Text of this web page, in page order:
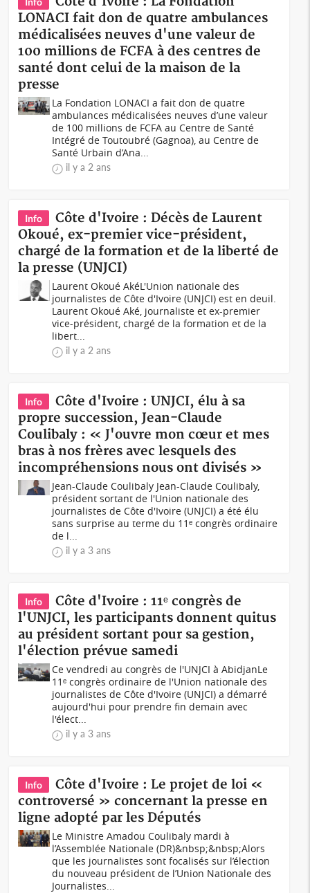
LONACI fait don de quatre ambulances
médicalisées neuves d'une valeur de
100 millions de FCFA à des centres de
santé dont celui de la maison de la
presse
La Fondation LONACI a fait don de quatre
ambulances médicalisées neuves d’une valeur
de 100 millions de FCFA au Centre de Santé
Intégré de Toutoubré (Gagnoa), au Centre de
Santé Urbain d’Ana...
il y a 2 ans
Info
Côte d'Ivoire : Décès de Laurent
Okoué, ex-premier vice-président,
chargé de la formation et de la liberté de
la presse (UNJCI)
Laurent Okoué AkéL'Union nationale des
journalistes de Côte d'Ivoire (UNJCI) est en deuil.
Laurent Okoué Aké, journaliste et ex-premier
vice-président, chargé de la formation et de la
libert...
il y a 2 ans
Info
Côte d'Ivoire : UNJCI, élu à sa
propre succession, Jean-Claude
Coulibaly : « J'ouvre mon cœur et mes
bras à nos frères avec lesquels des
incompréhensions nous ont divisés »
Jean-Claude Coulibaly Jean-Claude Coulibaly,
président sortant de l'Union nationale des
journalistes de Côte d'Ivoire (UNJCI) a été élu
sans surprise au terme du 11ᵉ congrès ordinaire
de l...
il y a 3 ans
Info
Côte d'Ivoire : 11ᵉ congrès de
l'UNJCI, les participants donnent quitus
au président sortant pour sa gestion,
l'élection prévue samedi
Ce vendredi au congrès de l'UNJCI à Abidjan Le
11ᵉ congrès ordinaire de l'Union nationale des
journalistes de Côte d'Ivoire (UNJCI) a démarré
aujourd'hui pour prendre fin demain avec
l'élect...
il y a 3 ans
Info
Côte d'Ivoire : Le projet de loi «
controversé » concernant la presse en
ligne adopté par les Députés
Le Ministre Amadou Coulibaly mardi à
l’Assemblée Nationale (DR)&nbsp;&nbsp;Alors
que les journalistes sont focalisés sur l’élection
du nouveau président de l’Union Nationale des
Journalistes...